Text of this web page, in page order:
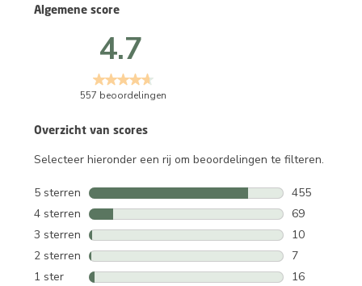
Overzicht van scores
Selecteer hieronder een rij om beoordelingen te filteren.
5 sterren sterren
455
455
4 sterren sterren
69
69
3 sterren sterren
10
10
2 sterren sterren
7
7
1 ster sterren
16
Algemene score
4.7
557 beoordelingen